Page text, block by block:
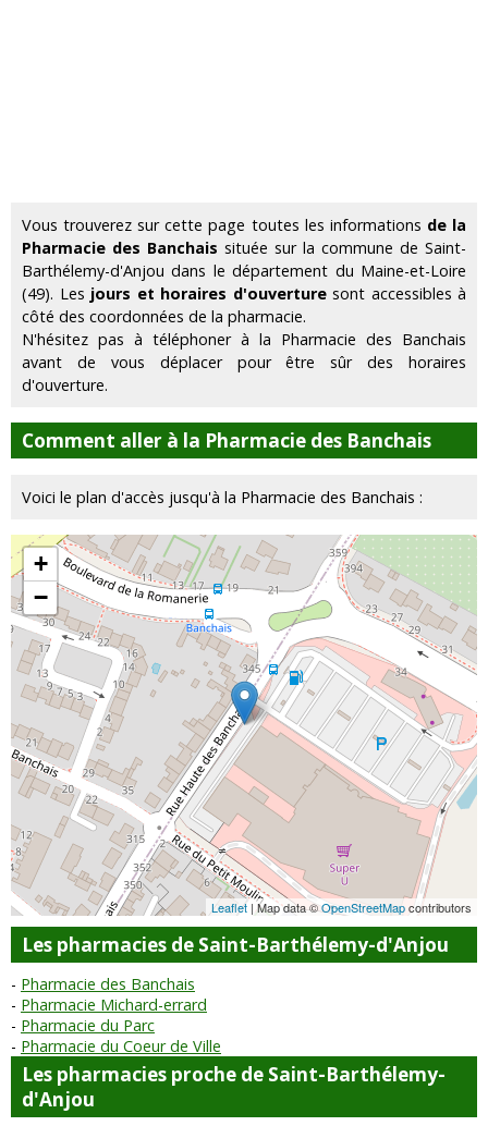
Vous trouverez sur cette page toutes les informations de la
Pharmacie des Banchais située sur la commune de Saint-
Barthélemy-d'Anjou dans le département du Maine-et-Loire
(49). Les jours et horaires d'ouverturesont accessibles à
côté des coordonnées de la pharmacie.
N'hésitez pas à téléphoner à la Pharmacie des Banchais
avant de vous déplacer pour être sûr des horaires
d'ouverture.
Comment aller à la Pharmacie des Banchais
Voici le plan d'accès jusqu'à la Pharmacie des Banchais :
+
−
Leaflet | Map data ©OpenStreetMapcontributors
Les pharmacies de Saint-Barthélemy-d'Anjou
Pharmacie des Banchais
Pharmacie Michard-errard
Pharmacie du Parc
Pharmacie du Coeur de Ville
Les pharmacies proche de Saint-Barthélemy-
d'Anjou